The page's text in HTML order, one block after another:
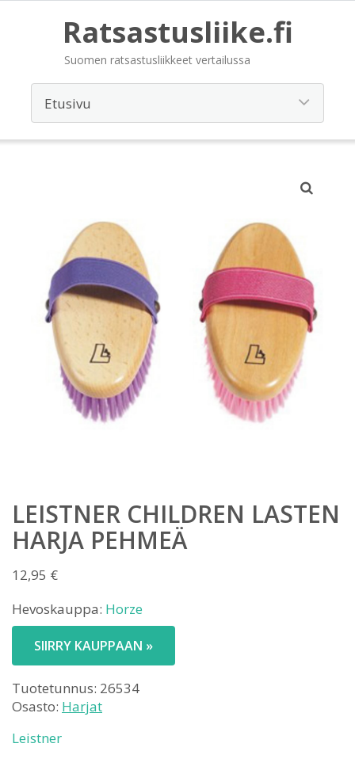
Ratsastusliike.fi
Suomen ratsastusliikkeet vertailussa
LEISTNER CHILDREN LASTEN
HARJA PEHMEÄ
12,95 €
Hevoskauppa: Horze
SIIRRY KAUPPAAN »
Tuotetunnus: 26534
Osasto: Harjat
Leistner